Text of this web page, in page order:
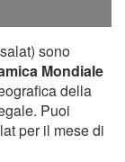
sono
Mondiale
della
Puoi
per il mese di